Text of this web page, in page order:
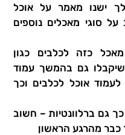
ישנו מאמר על אוכל
על סוגי מאכלים נוספים
כזה לכלבים כגון
שיקבלו גם בהמשך עמוד
אוכל לכלבים וכך
גם ברלוונטיות – חשוב
מהרגע הראשון